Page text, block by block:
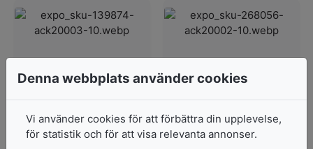
Wacom Intuos4 Hard
Felt Nibs
Wacom Intuos4
Stroke Pen Nibs
Denna webbplats använder cookies
Vi använder cookies för att förbättra din upplevelse,
för statistik och för att visa relevanta annonser.